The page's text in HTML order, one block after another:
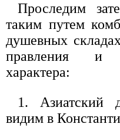
Проследим
таким путем
душевных
правления и
характера:
1. Азиатский
видим в